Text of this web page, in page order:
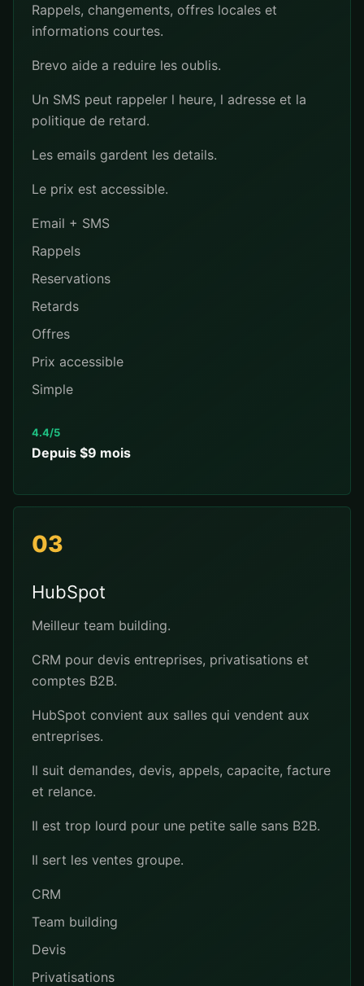
Rappels, changements, offres locales et
informations courtes.
Brevo aide a reduire les oublis.
Un SMS peut rappeler l heure, l adresse et la
politique de retard.
Les emails gardent les details.
Le prix est accessible.
Email + SMS
Rappels
Reservations
Retards
Offres
Prix accessible
Simple
4.4/5
Depuis $9 mois
03
HubSpot
Meilleur team building.
CRM pour devis entreprises, privatisations et
comptes B2B.
HubSpot convient aux salles qui vendent aux
entreprises.
Il suit demandes, devis, appels, capacite, facture
et relance.
Il est trop lourd pour une petite salle sans B2B.
Il sert les ventes groupe.
CRM
Team building
Devis
Privatisations